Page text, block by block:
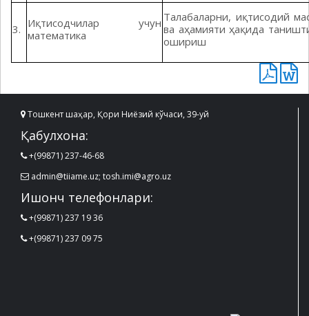
3. Иқтисодчилар учун
математика
Талабаларни, иқтисодий
ва аҳамияти ҳақида
ошириш
Тошкент шаҳар, Қори Ниёзий кўчаси, 39-уй
Қабулхона:
+(99871) 237-46-68
admin@tiiame.uz; tosh.imi@agro.uz
Ишонч телефонлари:
+(99871) 237 19 36
+(99871) 237 09 75